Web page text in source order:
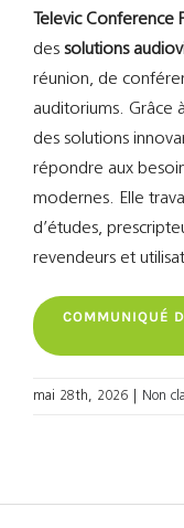
Televic Conference
des solutions
réunion, de
auditoriums. Grâce
des solutions
répondre aux
modernes. Elle
d’études,
revendeurs et
COMMUNIQUÉ
mai 28th, 2026 Non